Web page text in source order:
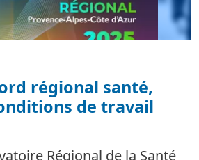
régional santé,
de travail
Régional de la Santé